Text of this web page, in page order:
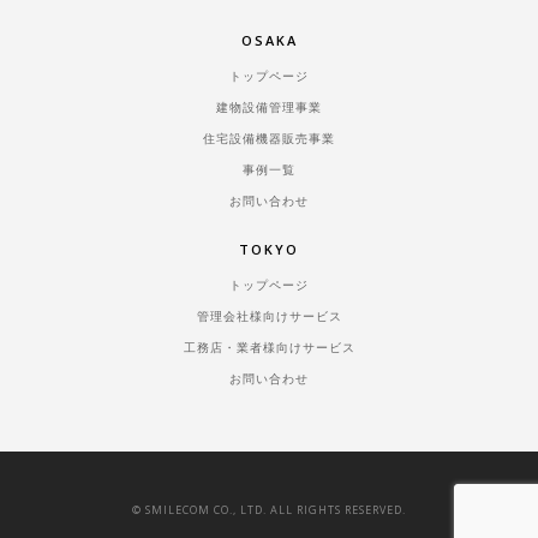
OSAKA
トップページ
建物設備管理事業
住宅設備機器販売事業
事例一覧
お問い合わせ
TOKYO
トップページ
管理会社様向けサービス
工務店・業者様向けサービス
お問い合わせ
© SMILECOM CO., LTD. ALL RIGHTS RESERVED.